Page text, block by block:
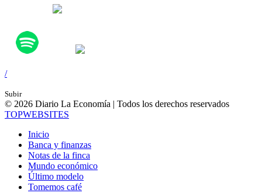
/
Subir
© 2026 Diario La Economía | Todos los derechos reservados
TOPWEBSITES
Inicio
Banca y finanzas
Notas de la finca
Mundo económico
Último modelo
Tomemos café